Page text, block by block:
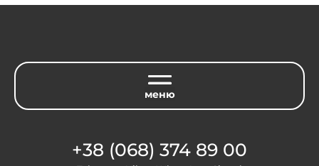
+38 (068) 374 89 00